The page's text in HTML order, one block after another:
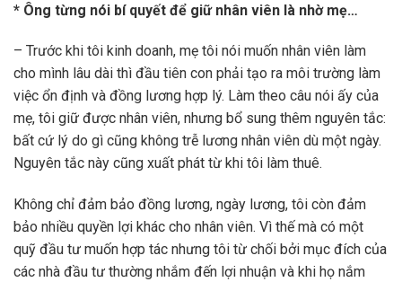
* Ông từng nói bí quyết để giữ nhân viên là nhờ mẹ…
– Trước khi tôi kinh doanh, mẹ tôi nói muốn nhân viên làm
cho mình lâu dài thì đầu tiên con phải tạo ra môi trường làm
việc ổn định và đồng lương hợp lý. Làm theo câu nói ấy của
mẹ, tôi giữ được nhân viên, nhưng bổ sung thêm nguyên tắc:
bất cứ lý do gì cũng không trễ lương nhân viên dù một ngày.
Nguyên tắc này cũng xuất phát từ khi tôi làm thuê.
Không chỉ đảm bảo đồng lương, ngày lương, tôi còn đảm
bảo nhiều quyền lợi khác cho nhân viên. Vì thế mà có một
quỹ đầu tư muốn hợp tác nhưng tôi từ chối bởi mục đích của
các nhà đầu tư thường nhắm đến lợi nhuận và khi họ nắm